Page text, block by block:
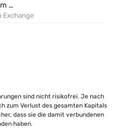
Crypto.com Exchange
Exchange
sind nicht risikofrei. Je nach
zum Verlust des gesamten Kapitals
dass sie die damit verbundenen
haben.